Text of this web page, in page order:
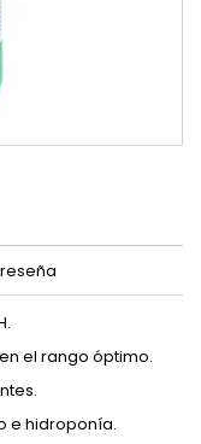
el rango óptimo.
e hidroponía.